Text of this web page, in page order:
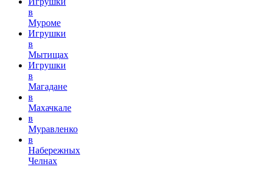
в
Муроме
Игрушки
в
Мытищах
Игрушки
в
Магадане
в
Махачкале
в
Муравленко
в
Набережных
Челнах